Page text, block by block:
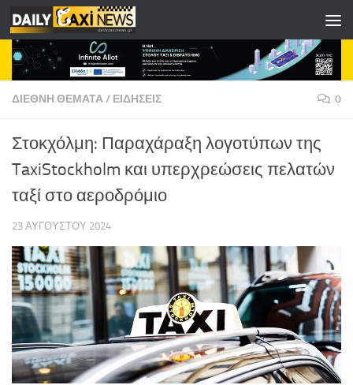
Skip to content
ΔΙΕΘΝΗ ΘΕΜΑΤΑ/ ΕΙΔΗΣΕΙΣ 0
Στοκχόλμη: Παραχάραξη λογοτύπων της
TaxiStockholm και υπερχρεώσεις πελατών
ταξί στο αεροδρόμιο
23 ΑΥΓΟΎΣΤΟΥ 2024